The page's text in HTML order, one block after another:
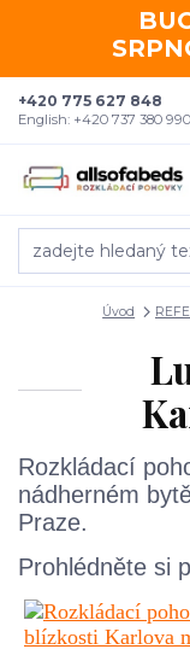
+420 775 627 848
English: +420 737 380 990
Úvod
Rozkládací
nádherném
Praze.
Prohlédněte si